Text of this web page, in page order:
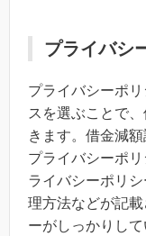
プライバシ
プライバシーポ
スを選ぶことで
きます。借金減
プライバシーポ
ライバシーポリ
理方法などが記
ーがしっかりし